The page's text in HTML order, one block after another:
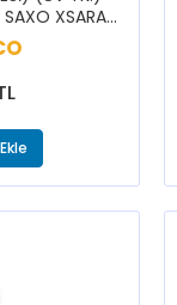
XSARA
307 308